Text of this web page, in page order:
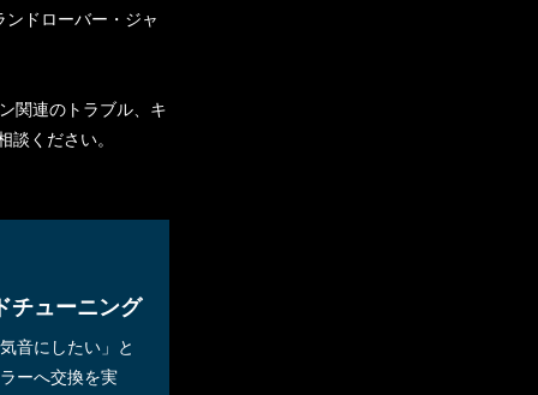
ドローバー・ジャ
関連のトラブル、キ
ください。
チューニング
音にしたい」と
ーへ交換を実